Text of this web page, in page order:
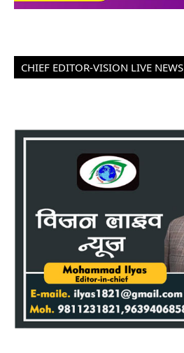
CHIEF EDITOR-VISION LIVE NEWS